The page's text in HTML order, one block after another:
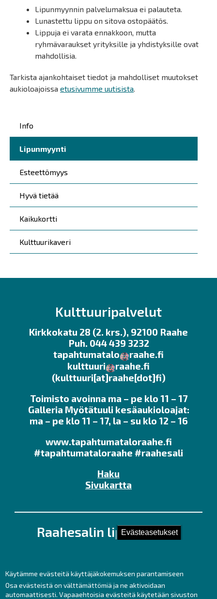
Evästeasetukset
Käytämme evästeitä käyttäjäkokemuksen parantamiseen
Osa evästeistä on välttämättömiä ja ne aktivoidaan
automaattisesti. Vapaaehtoisia evästeitä käytetään sivuston
Päävalikko
Info
Lipunmyynti
Esteettömyys
Hyvä tietää
Kaikukortti
Kulttuurikaveri
Lipunmyynnin palvelumaksua ei palauteta.
Lunastettu lippu on sitova ostopäätös.
Lippuja ei varata ennakkoon, mutta
ryhmävaraukset yrityksille ja yhdistyksille ovat
mahdollisia.
Tarkista ajankohtaiset tiedot ja mahdolliset muutokset
aukioloajoissa etusivumme uutisista.
Kulttuuripalvelut
Kirkkokatu 28 (2. krs.), 92100 Raahe
Puh. 044 439 3232
tapahtumatalo
raahe.fi
kulttuuri
raahe.fi
(kulttuuri[at]raahe[dot]fi)
Toimisto avoinna ma – pe klo 11 – 17
Galleria Myötätuuli kesäaukioloajat:
ma – pe klo 11 – 17, la – su klo 12 – 16
www.tapahtumataloraahe.fi
#tapahtumataloraahe #raahesali
Haku
Sivukartta
Raahesalin lipunmyynti
Puh. 044 439 3237
Kesäaukioloajat ma – pe klo 11 – 17
sekä tunti ennen tilaisuuksia.